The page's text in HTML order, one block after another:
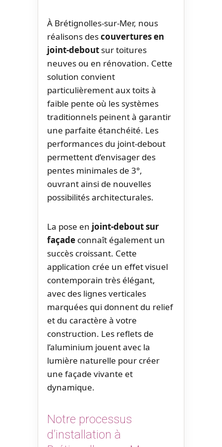
À Brétignolles-sur-Mer, nous
réalisons descouvertures en
joint-debout sur toitures
neuves ou en rénovation. Cette
solution convient
particulièrement aux toits à
faible pente où les systèmes
traditionnels peinent à garantir
une parfaite étanchéité. Les
performances du joint-debout
permettent d’envisager des
pentes minimales de 3°,
ouvrant ainsi de nouvelles
possibilités architecturales.
La pose en joint-debout sur
façade connaît également un
succès croissant. Cette
application crée un effet visuel
contemporain très élégant,
avec des lignes verticales
marquées qui donnent du relief
et du caractère à votre
construction. Les reflets de
l’aluminium jouent avec la
lumière naturelle pour créer
une façade vivante et
dynamique.
Notre processus
d’installation à